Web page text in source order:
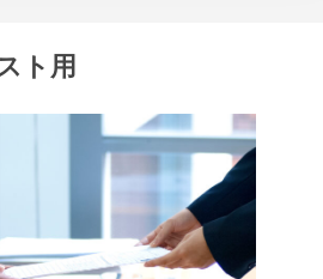
ト用